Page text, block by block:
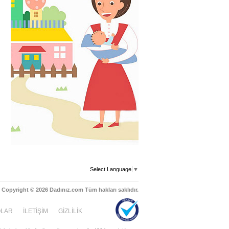
Select Language ▼
İLETİŞİM GİZLİLİK
Copyright © 2026 Dadınız.com Tüm hakları saklıdır.